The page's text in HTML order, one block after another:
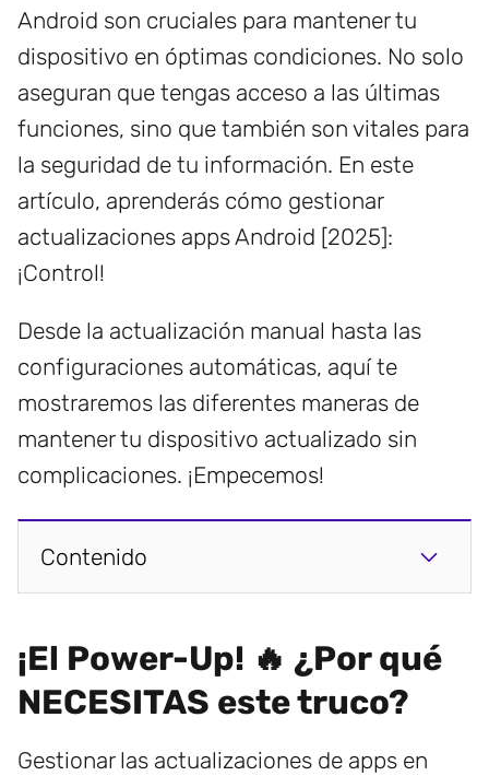
Android son cruciales para mantener tu
dispositivo en óptimas condiciones. No solo
aseguran que tengas acceso a las últimas
funciones, sino que también son vitales para
la seguridad de tu información. En este
artículo, aprenderás cómo gestionar
actualizaciones apps Android [2025]:
¡Control!
Desde la actualización manual hasta las
configuraciones automáticas, aquí te
mostraremos las diferentes maneras de
mantener tu dispositivo actualizado sin
complicaciones. ¡Empecemos!
Contenido
¡El Power-Up! 🔥 ¿Por qué
NECESITAS este truco?
Gestionar las actualizaciones de apps en